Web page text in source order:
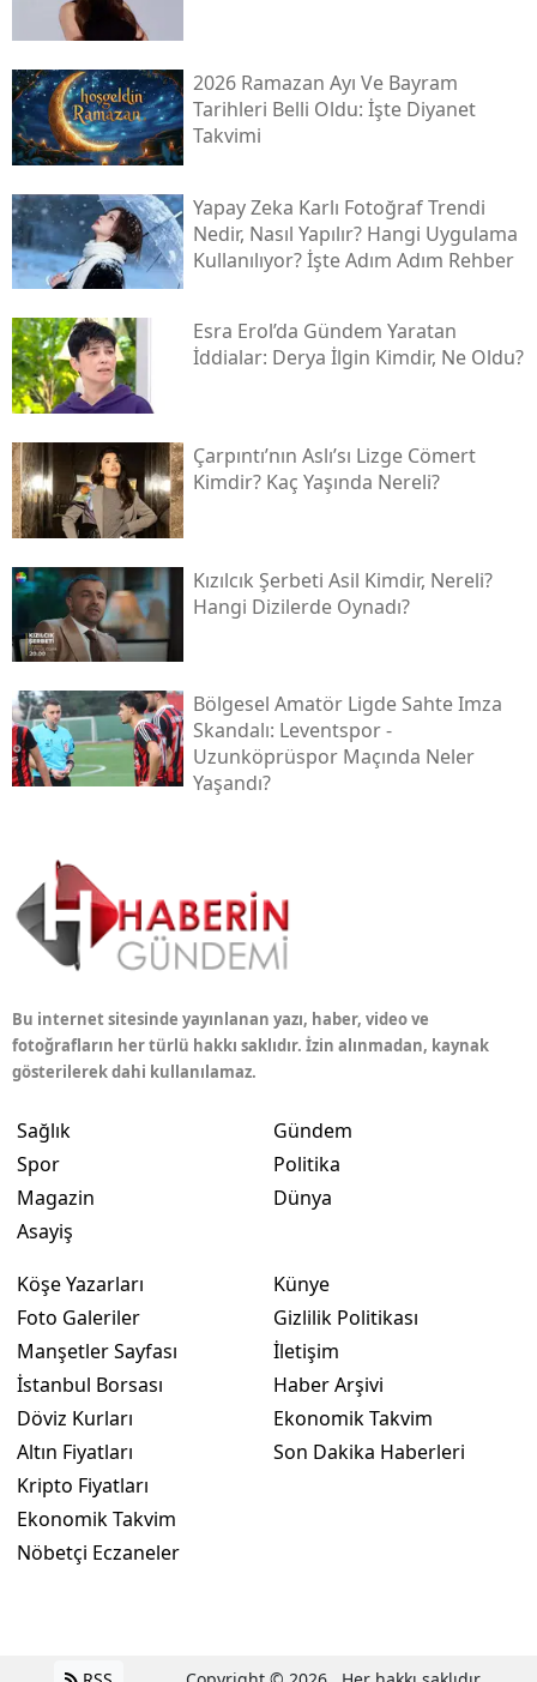
2026 Ramazan Ayı Ve Bayram
Tarihleri Belli Oldu: İşte Diyanet
Takvimi
Yapay Zeka Karlı Fotoğraf Trendi
Nedir, Nasıl Yapılır? Hangi Uygulama
Kullanılıyor? İşte Adım Adım Rehber
Esra Erol’da Gündem Yaratan
İddialar: Derya İlgin Kimdir, Ne Oldu?
Çarpıntı’nın Aslı’sı Lizge Cömert
Kimdir? Kaç Yaşında Nereli?
Kızılcık Şerbeti Asil Kimdir, Nereli?
Hangi Dizilerde Oynadı?
Bölgesel Amatör Ligde Sahte Imza
Skandalı: Leventspor -
Uzunköprüspor Maçında Neler
Yaşandı?
Bu internet sitesinde yayınlanan yazı, haber, video ve
fotoğrafların her türlü hakkı saklıdır. İzin alınmadan, kaynak
gösterilerek dahi kullanılamaz.
Sağlık
Spor
Magazin
Asayiş
Gündem
Politika
Dünya
Köşe Yazarları
Foto Galeriler
Manşetler Sayfası
İstanbul Borsası
Döviz Kurları
Altın Fiyatları
Kripto Fiyatları
Ekonomik Takvim
Nöbetçi Eczaneler
Künye
Gizlilik Politikası
İletişim
Haber Arşivi
Ekonomik Takvim
Son Dakika Haberleri